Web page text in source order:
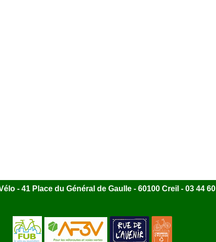
- 41 Place du Général de Gaulle - 60100 Creil - 03 44